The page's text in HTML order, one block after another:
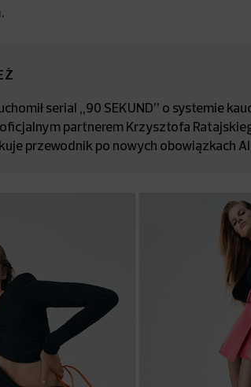
serial „90 SEKUND” o systemie
oficjalnym partnerem Krzysztofa
przewodnik po nowych obowiązkach